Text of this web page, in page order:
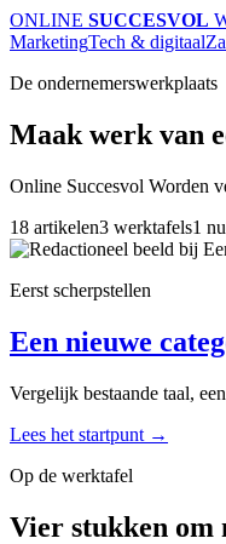
ONLINE SUCCESVOL
MarketingTech & digitaal
De ondernemerswerkplaats
Maak werk van
Online Succesvol Worden
18 artikelen3 werktafels1
Eerst scherpstellen
Een nieuwe
Vergelijk bestaande taal,
Lees het startpunt →
Op de werktafel
Vier stukken om